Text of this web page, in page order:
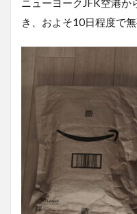
き、およそ10日程度で